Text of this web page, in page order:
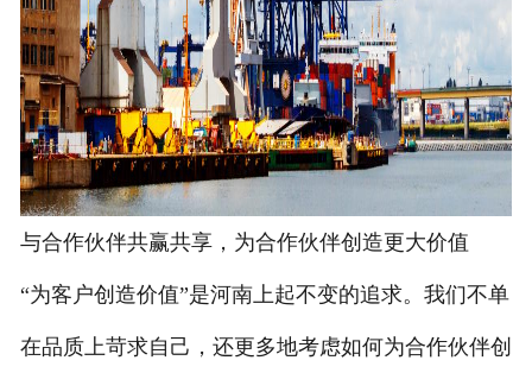
与合作伙伴共赢共享，为合作伙伴创造更大价值
“为客户创造价值”是河南上起不变的追求。我们不单
在品质上苛求自己，还更多地考虑如何为合作伙伴创